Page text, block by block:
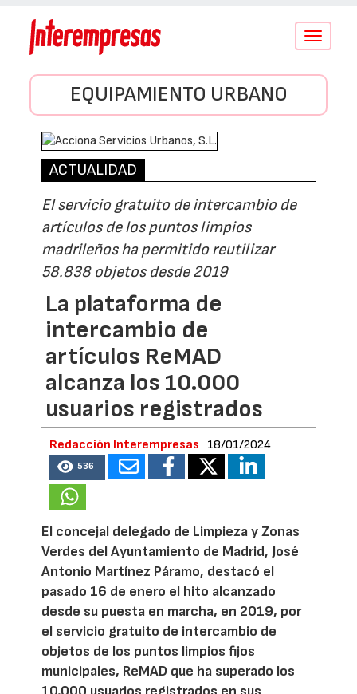
Conmutar
EQUIPAMIENTO URBANO
ACTUALIDAD
El servicio gratuito de intercambio de
artículos de los puntos limpios
madrileños ha permitido reutilizar
58.838 objetos desde 2019
La plataforma de
intercambio de
artículos ReMAD
alcanza los 10.000
usuarios registrados
Redacción Interempresas 18/01/2024
536
El concejal delegado de Limpieza y Zonas
Verdes del Ayuntamiento de Madrid, José
Antonio Martínez Páramo, destacó el
pasado 16 de enero el hito alcanzado
desde su puesta en marcha, en 2019, por
el servicio gratuito de intercambio de
objetos de los puntos limpios fijos
municipales, ReMAD que ha superado los